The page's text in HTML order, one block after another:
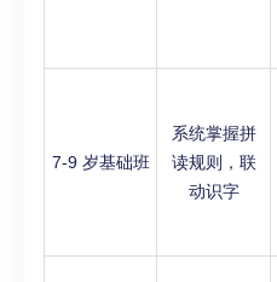
7-9 岁基础班
系统掌握拼
读规则，联
动识字